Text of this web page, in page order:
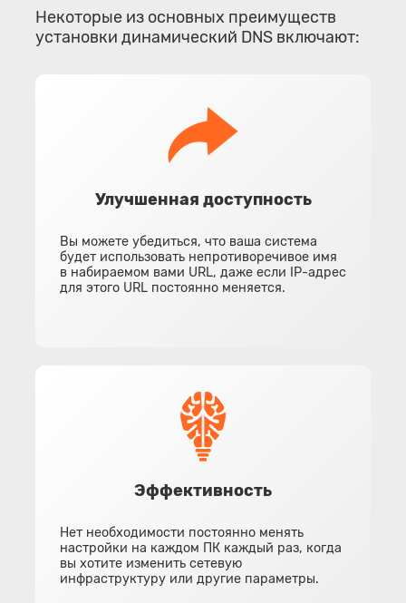
Некоторые из основных преимуществ
установки динамический DNS включают:
Улучшенная доступность
Вы можете убедиться, что ваша система
будет использовать непротиворечивое имя
в набираемом вами URL, даже если IP-адрес
для этого URL постоянно меняется.
Эффективность
Нет необходимости постоянно менять
настройки на каждом ПК каждый раз, когда
вы хотите изменить сетевую
инфраструктуру или другие параметры.